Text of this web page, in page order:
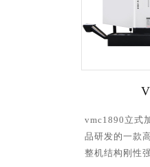
vmc1890立式
品研发的一款
整机结构刚性